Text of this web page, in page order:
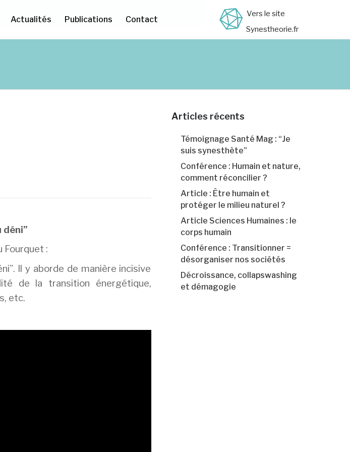
Actualités Publications Contact
Vers le site
Synestheorie.fr
déni”
Fourquet :
Il y aborde de manière incisive
de la transition énergétique,
etc.
Articles récents
Témoignage Santé Mag : “Je
suis synesthète”
Conférence : Humain et nature,
comment réconcilier ?
Article : Être humain et
protéger le milieu naturel ?
Article Sciences Humaines : le
corps humain
Conférence : Transitionner =
désorganiser nos sociétés
Décroissance, collapswashing
et démagogie